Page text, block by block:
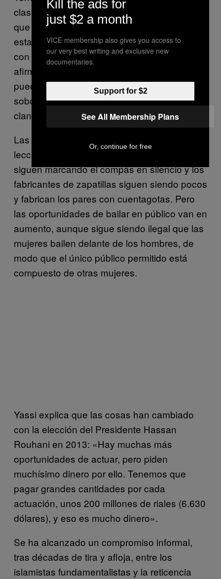
clases, a la gente le preocupaba mucho más
que la arrestaran. Ahora me dice que han
establecido una especie de rutina familiar
con la policía. «Ellos [el gobierno] siguen
afirmando que el baile es pecado, así que no
puedes bailar a menos que pagues algún
soborno, y entonces sí puedes hacerlo, pero
clandestinamente… Porque es pecado…».
Las bailarinas todavía deben ocultar las
lecciones a sus familiares, las profesoras
siguen marcando el compás en silencio y los
fabricantes de zapatillas siguen siendo pocos
y fabrican los pares con cuentagotas. Pero
las oportunidades de bailar en público van en
aumento, aunque sigue siendo ilegal que las
mujeres bailen delante de los hombres, de
modo que el único público permitido está
compuesto de otras mujeres.
Yassi explica que las cosas han cambiado
con la elección del Presidente Hassan
Rouhani en 2013: «Hay muchas más
oportunidades de actuar, pero piden
muchísimo dinero por ello. Tenemos que
pagar grandes cantidades por cada
actuación, unos 200 millones de riales (6.630
dólares), y eso es mucho dinero».
Se ha alcanzado un compromiso informal,
tras décadas de tira y afloja, entre los
islamistas fundamentalistas y la reticencia
Kill the ads for
just $2 a month
VICE membership also gives you access to
our very best writing and exclusive new
documentaries.
Support for $2
See All Membership Plans
Or, continue for free